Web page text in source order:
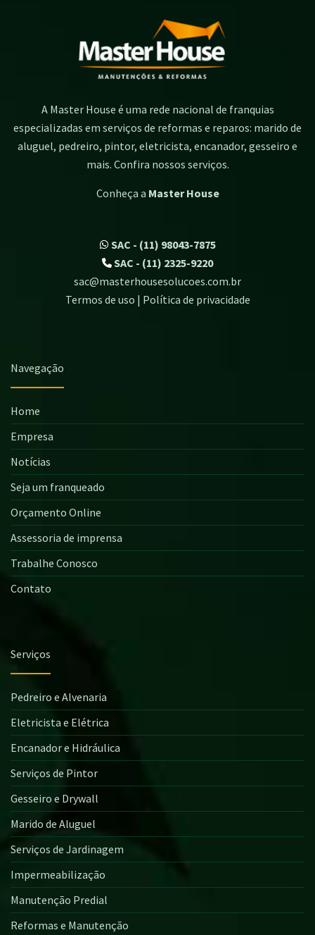
A Master House é uma rede nacional de franquias
especializadas em serviços de reformas e reparos: marido de
aluguel, pedreiro, pintor, eletricista, encanador, gesseiro e
mais. Confira nossos serviços.
Conheça a Master House
SAC - (11) 98043-7875
SAC - (11) 2325-9220
sac@masterhousesolucoes.com.br
Termos de uso | Política de privacidade
Navegação
Home
Empresa
Notícias
Seja um franqueado
Orçamento Online
Assessoria de imprensa
Trabalhe Conosco
Contato
Serviços
Pedreiro e Alvenaria
Eletricista e Elétrica
Encanador e Hidráulica
Serviços de Pintor
Gesseiro e Drywall
Marido de Aluguel
Serviços de Jardinagem
Impermeabilização
Manutenção Predial
Reformas e Manutenção